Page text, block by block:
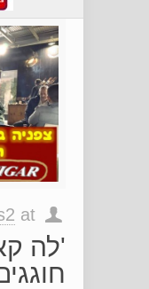
at
'לה
חוגגים 20